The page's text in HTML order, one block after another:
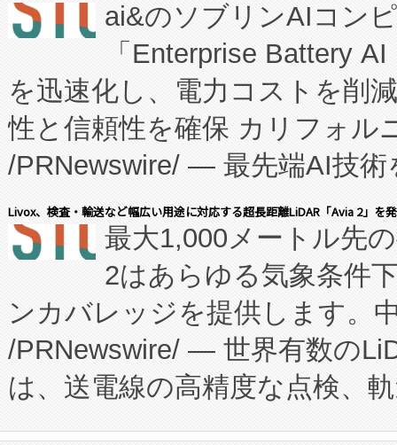
manufacturing™ (FCCM™) プ
たNeXは、バイオ医薬品製造
従来のフェッドバッチ施設の
に、患者やサプライチェーン
キー方式で拡張性が高く、持
す。FCCM‑を活用した現地生
患者にとっての費用負担を大
のアクセスを大幅に拡大する
Fully-Connected Continuous
プログラムには、施設設計・
に関する技術移転および知的
構造化トレーニングカリキュ
ai&のソブリンAIコン
「Enterprise Battery
を迅速化し、電力コストを削
性と信頼性を確保 カリフォル
/PRNewswire/ — 最先端AI技術
会社エーアイ・アンド：本社
President原信平）と、エンタ
ードするVoltaiqは、日本にあ
ーエネルギー貯蔵システム（
た。 Voltaiq独自のAI搭載プラ
定、統合、導入、運用に至る
安全性を追跡し、確保する事
Livox、検査・輸送など幅広い用途に対応する超長距離LiDAR「Avia 2」を
最大1,000メートル先
2はあらゆる気象条件
ンカバレッジを提供します。
/PRNewswire/ — 世界有数の
は、送電線の高精度な点検、
や穀物倉庫におけるバルク材